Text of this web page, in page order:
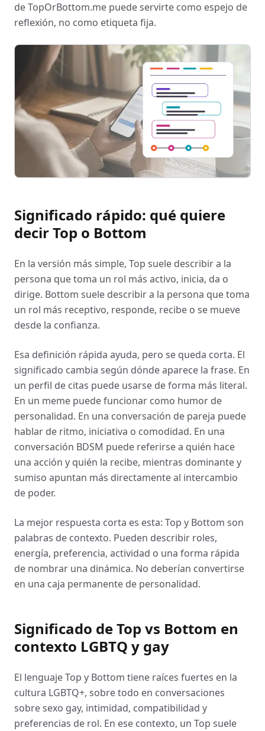
de TopOrBottom.me puede servirte como espejo de
reflexión, no como etiqueta fija.
Significado rápido: qué quiere
decir Top o Bottom
En la versión más simple, Top suele describir a la
persona que toma un rol más activo, inicia, da o
dirige. Bottom suele describir a la persona que toma
un rol más receptivo, responde, recibe o se mueve
desde la confianza.
Esa definición rápida ayuda, pero se queda corta. El
significado cambia según dónde aparece la frase. En
un perfil de citas puede usarse de forma más literal.
En un meme puede funcionar como humor de
personalidad. En una conversación de pareja puede
hablar de ritmo, iniciativa o comodidad. En una
conversación BDSM puede referirse a quién hace
una acción y quién la recibe, mientras dominante y
sumiso apuntan más directamente al intercambio
de poder.
La mejor respuesta corta es esta: Top y Bottom son
palabras de contexto. Pueden describir roles,
energía, preferencia, actividad o una forma rápida
de nombrar una dinámica. No deberían convertirse
en una caja permanente de personalidad.
Significado de Top vs Bottom en
contexto LGBTQ y gay
El lenguaje Top y Bottom tiene raíces fuertes en la
cultura LGBTQ+, sobre todo en conversaciones
sobre sexo gay, intimidad, compatibilidad y
preferencias de rol. En ese contexto, un Top suele